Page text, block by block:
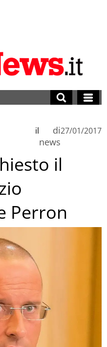
di
news
il 27/01/2017
il
Perron